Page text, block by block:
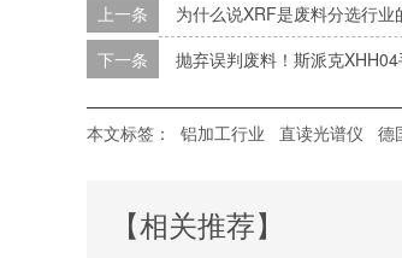
上一条
为什么说XRF是废料分选行业
下一条 抛弃误判废料！斯派克
本文标签： 铝加工行业 直读光谱仪 德
【相关推荐】